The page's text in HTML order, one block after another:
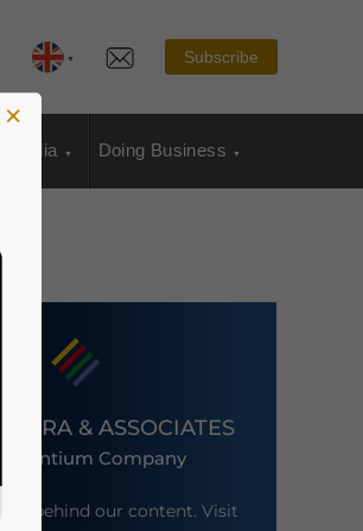
Subscribe
Media Doing Business
& ASSOCIATES
Company
behind our content. Visit
×